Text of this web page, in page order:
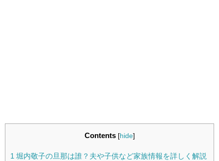
Contents [hide]
1 堀内敬子の旦那は誰？夫や子供など家族情報を詳しく解説